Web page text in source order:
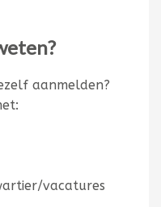
aanmelden?
vacatures